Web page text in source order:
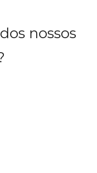
nossos